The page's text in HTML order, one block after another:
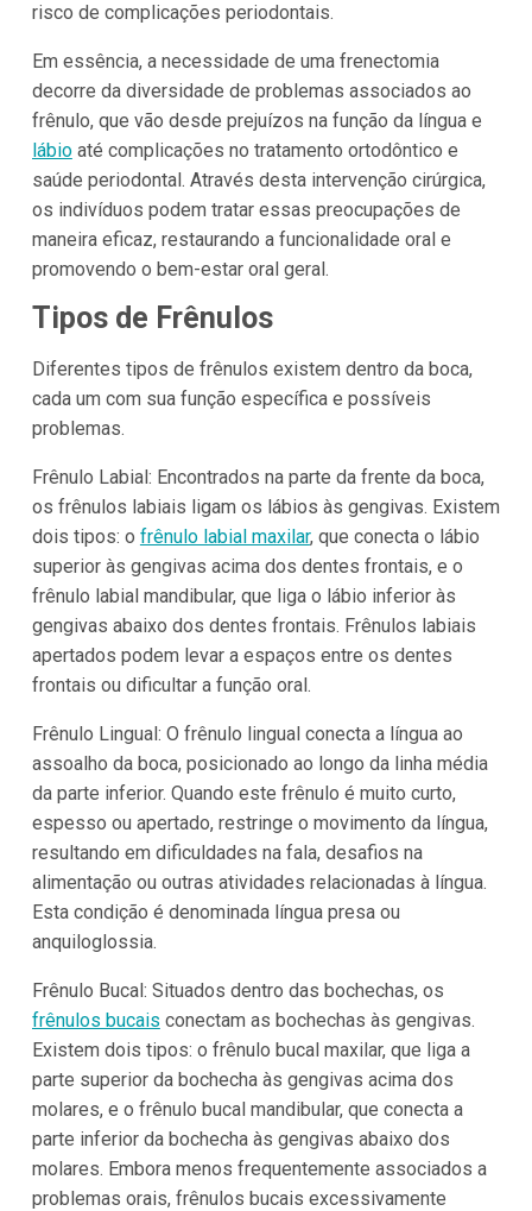
risco de complicações periodontais.
Em essência, a necessidade de uma frenectomia
decorre da diversidade de problemas associados ao
frênulo, que vão desde prejuízos na função da língua e
lábioaté complicações no tratamento ortodôntico e
saúde periodontal. Através desta intervenção cirúrgica,
os indivíduos podem tratar essas preocupações de
maneira eficaz, restaurando a funcionalidade oral e
promovendo o bem-estar oral geral.
Tipos de Frênulos
Diferentes tipos de frênulos existem dentro da boca,
cada um com sua função específica e possíveis
problemas.
Frênulo Labial: Encontrados na parte da frente da boca,
os frênulos labiais ligam os lábios às gengivas. Existem
dois tipos: o frênulo labial maxilar, que conecta o lábio
superior às gengivas acima dos dentes frontais, e o
frênulo labial mandibular, que liga o lábio inferior às
gengivas abaixo dos dentes frontais. Frênulos labiais
apertados podem levar a espaços entre os dentes
frontais ou dificultar a função oral.
Frênulo Lingual: O frênulo lingual conecta a língua ao
assoalho da boca, posicionado ao longo da linha média
da parte inferior. Quando este frênulo é muito curto,
espesso ou apertado, restringe o movimento da língua,
resultando em dificuldades na fala, desafios na
alimentação ou outras atividades relacionadas à língua.
Esta condição é denominada língua presa ou
anquiloglossia.
Frênulo Bucal: Situados dentro das bochechas, os
frênulos bucais conectam as bochechas às gengivas.
Existem dois tipos: o frênulo bucal maxilar, que liga a
parte superior da bochecha às gengivas acima dos
molares, e o frênulo bucal mandibular, que conecta a
parte inferior da bochecha às gengivas abaixo dos
molares. Embora menos frequentemente associados a
problemas orais, frênulos bucais excessivamente